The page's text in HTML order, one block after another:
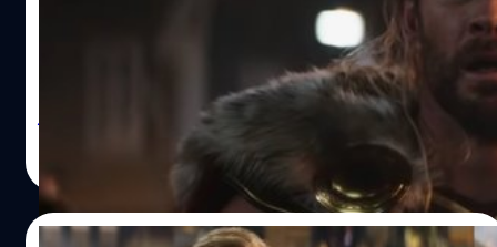
มีการเปิดเผยตัวเลขออกมาว่า ‘Thor: Love and Thunder’ ที่
เพิ่งจะเข้าฉายเมื่อวันที่ 6 กรกฎาคม สามารถทำรายได้เปิดตัว
วันแรกในประเทศไทยสูงถึง 22.76 ล้านบาท (เฉพาะในพื้นที่
กรุงเทพฯ ปริมณฑล และ จ.เชียงใหม่) แม้ว่าตัวเลขดังกล่าวจะ
ดูสูง และมีแนวโน้มที่จะส่งให้หนังเรื่องนี้ทำรายได้ทะลุหลัก
ร้อยล้านในบ้านเรา แต่ถึงกระนั้นตัวเลขดังกล่าวยังเป็นรองหนัง
มาร์เวลที่เพิ่งเข้าฉายก่อนหน้านี้อย่าง ‘Doctor Strange in the
Multiverse of Madness’ ที่กวาดรายได้ในวันเปิดตัวไป 41.28
ล้านบาท ส่วนในสหรัฐฯ และหลาย ๆ ประเทศทั่วโลก ‘Thor:
| 1491 days ago
07/07/2022